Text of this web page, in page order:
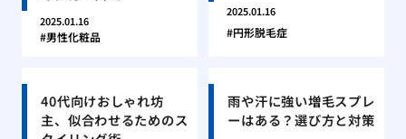
2025.01.16
男性化粧品
2025.01.16
円形脱毛症
40代向けおしゃれ坊
主、似合わせるためのス
雨や汗に強い増毛スプレ
ーはある？選び方と対策